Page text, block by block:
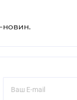
новин.